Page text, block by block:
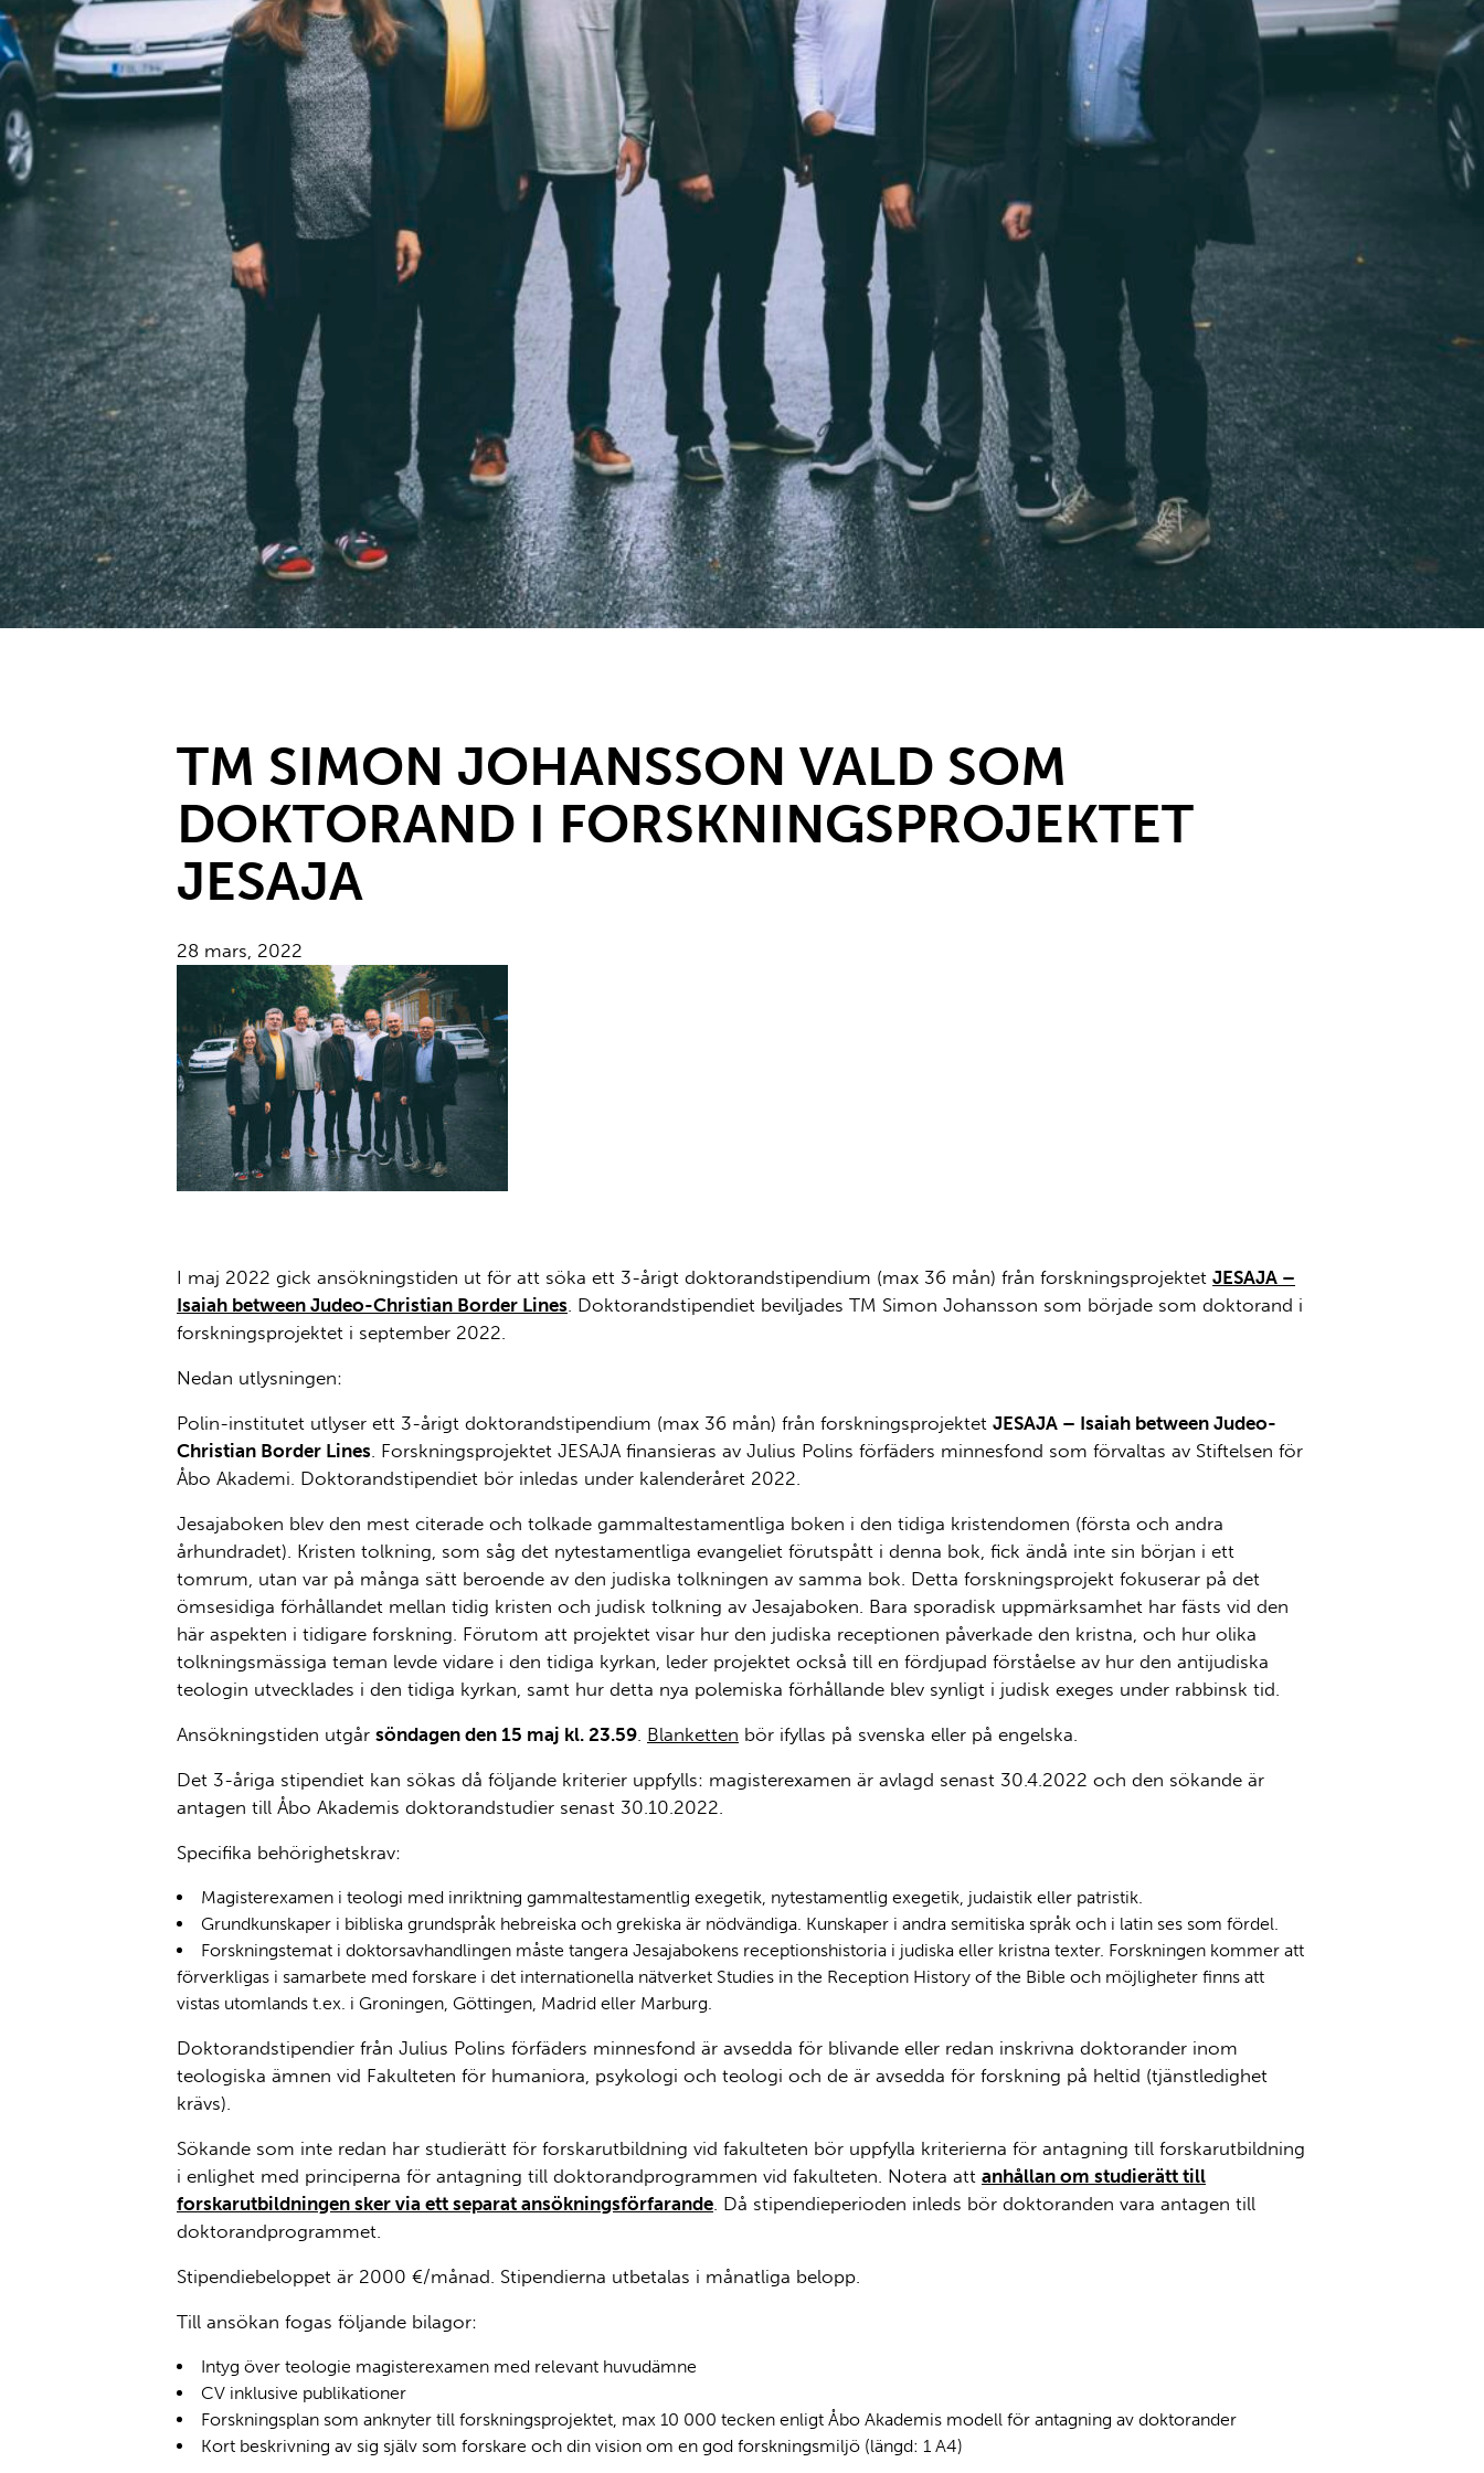
TM SIMON JOHANSSON VALD SOM
DOKTORAND I FORSKNINGSPROJEKTET
JESAJA
28 mars, 2022
I maj 2022 gick ansökningstiden ut för att söka ett 3-årigt doktorandstipendium (max 36 mån) från forskningsprojektet JESAJA –
Isaiah between Judeo-Christian Border Lines . Doktorandstipendiet beviljades TM Simon Johansson som började som doktorand i
forskningsprojektet i september 2022.
Nedan utlysningen:
Polin-institutet utlyser ett 3-årigt doktorandstipendium (max 36 mån) från forskningsprojektet JESAJA – Isaiah between Judeo-
Christian Border Lines . Forskningsprojektet JESAJA finansieras av Julius Polins förfäders minnesfond som förvaltas av Stiftelsen för
Åbo Akademi. Doktorandstipendiet bör inledas under kalenderåret 2022.
Jesajaboken blev den mest citerade och tolkade gammaltestamentliga boken i den tidiga kristendomen (första och andra
århundradet). Kristen tolkning, som såg det nytestamentliga evangeliet förutspått i denna bok, fick ändå inte sin början i ett
tomrum, utan var på många sätt beroende av den judiska tolkningen av samma bok. Detta forskningsprojekt fokuserar på det
ömsesidiga förhållandet mellan tidig kristen och judisk tolkning av Jesajaboken. Bara sporadisk uppmärksamhet har fästs vid den
här aspekten i tidigare forskning. Förutom att projektet visar hur den judiska receptionen påverkade den kristna, och hur olika
tolkningsmässiga teman levde vidare i den tidiga kyrkan, leder projektet också till en fördjupad förståelse av hur den antijudiska
teologin utvecklades i den tidiga kyrkan, samt hur detta nya polemiska förhållande blev synligt i judisk exeges under rabbinsk tid.
Ansökningstiden utgår söndagen den 15 maj kl. 23.59 Blanketten bör ifyllas på svenska eller på engelska.
Det 3-åriga stipendiet kan sökas då följande kriterier uppfylls: magisterexamen är avlagd senast 30.4.2022 och den sökande är
antagen till Åbo Akademis doktorandstudier senast 30.10.2022.
Specifika behörighetskrav:
Magisterexamen i teologi med inriktning gammaltestamentlig exegetik, nytestamentlig exegetik, judaistik eller patristik.
Grundkunskaper i bibliska grundspråk hebreiska och grekiska är nödvändiga. Kunskaper i andra semitiska språk och i latin ses som fördel.
Forskningstemat i doktorsavhandlingen måste tangera Jesajabokens receptionshistoria i judiska eller kristna texter. Forskningen kommer att
förverkligas i samarbete med forskare i det internationella nätverket Studies in the Reception History of the Bible och möjligheter finns att
vistas utomlands t.ex. i Groningen, Göttingen, Madrid eller Marburg.
Doktorandstipendier från Julius Polins förfäders minnesfond är avsedda för blivande eller redan inskrivna doktorander inom
teologiska ämnen vid Fakulteten för humaniora, psykologi och teologi och de är avsedda för forskning på heltid (tjänstledighet
krävs).
Sökande som inte redan har studierätt för forskarutbildning vid fakulteten bör uppfylla kriterierna för antagning till forskarutbildning
i enlighet med principerna för antagning till doktorandprogrammen vid fakulteten. Notera att anhållan om studierätt till
forskarutbildningen sker via ett separat ansökningsförfarande . Då stipendieperioden inleds bör doktoranden vara antagen till
doktorandprogrammet.
Stipendiebeloppet är 2000 €/månad. Stipendierna utbetalas i månatliga belopp.
Till ansökan fogas följande bilagor:
Intyg över teologie magisterexamen med relevant huvudämne
CV inklusive publikationer
Forskningsplan som anknyter till forskningsprojektet, max 10 000 tecken enligt Åbo Akademis modell för antagning av doktorander
Kort beskrivning av sig själv som forskare och din vision om en god forskningsmiljö (längd: 1 A4)